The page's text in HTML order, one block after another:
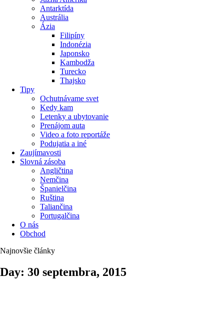
Antarktída
Austrália
Ázia
Filipíny
Indonézia
Japonsko
Kambodža
Turecko
Thajsko
Tipy
Ochutnávame svet
Kedy kam
Letenky a ubytovanie
Prenájom auta
Video a foto reportáže
Podujatia a iné
Zaujímavosti
Slovná zásoba
Angličtina
Nemčina
Španielčina
Ruština
Taliančina
Portugalčina
O nás
Obchod
Najnovšie články
Day: 30 septembra, 2015